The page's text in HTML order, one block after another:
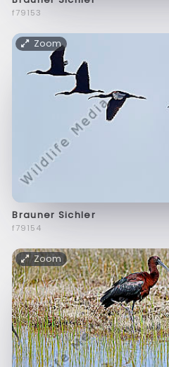
f79153
Zoom
Brauner Sichler
f79154
Zoom